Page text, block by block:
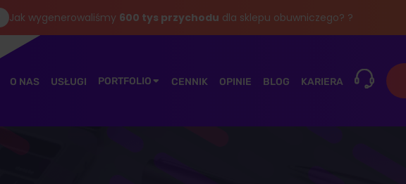
Jak wygenerowaliśmy 600 tys przychodu dla sklepu obuwniczego? ?
O NAS USŁUGI PORTFOLIO CENNIK OPINIE BLOG KARIERA